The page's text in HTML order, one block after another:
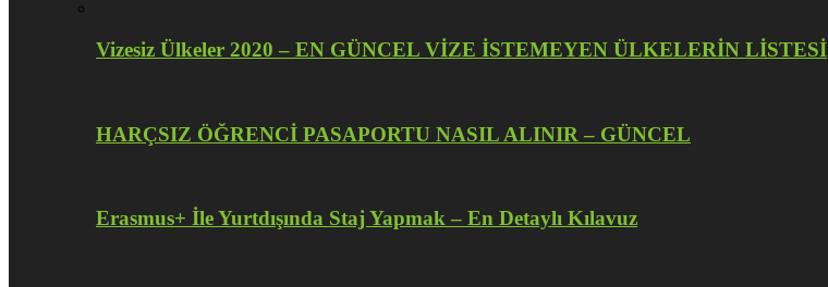
Vizesiz Ülkeler 2020 – EN GÜNCEL VİZE İSTEMEYEN ÜLKELERİN LİSTESİ
HARÇSIZ ÖĞRENCİ PASAPORTU NASIL ALINIR – GÜNCEL
Erasmus+ İle Yurtdışında Staj Yapmak – En Detaylı Kılavuz